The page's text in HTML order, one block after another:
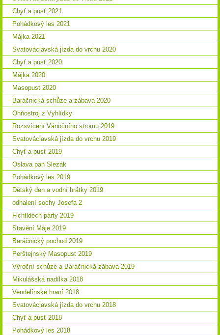
Chyť a pusť 2021
Pohádkový les 2021
Májka 2021
Svatováclavská jízda do vrchu 2020
Chyť a pusť 2020
Májka 2020
Masopust 2020
Baráčnická schůze a zábava 2020
Ohňostroj z Vyhlídky
Rozsvícení Vánočního stromu 2019
Svatováclavská jízda do vrchu 2019
Chyť a pusť 2019
Oslava pan Slezák
Pohádkový les 2019
Dětský den a vodní hrátky 2019
odhalení sochy Josefa 2
Fichtldech párty 2019
Stavění Máje 2019
Baráčnický pochod 2019
Perštejnský Masopust 2019
Výroční schůze a Baráčnická zábava 2019
Mikulášská nadílka 2018
Vendelínské hraní 2018
Svatováclavská jízda do vrchu 2018
Chyť a pusť 2018
Pohádkový les 2018